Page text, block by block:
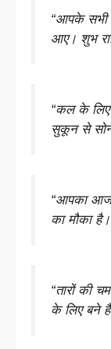
“आपके सभी
आए। शुभ
“कल के लिए
सुकून से
“आपका आज
का मौका
“तारों की
के लिए बने